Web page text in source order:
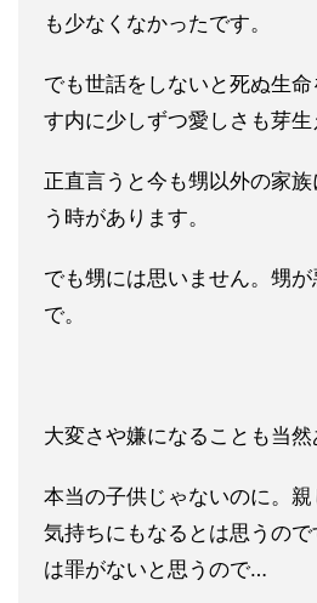
も少なくなかったです。
でも世話をしないと死ぬ生
す内に少しずつ愛 しさも芽生
正直言うと今も甥以外の家
う時があります。
でも甥には思いません。甥
で。
大変さや嫌になることも当然
本当の子供じゃないのに。
気持ちにもなると は思うの
は罪がないと思うので…